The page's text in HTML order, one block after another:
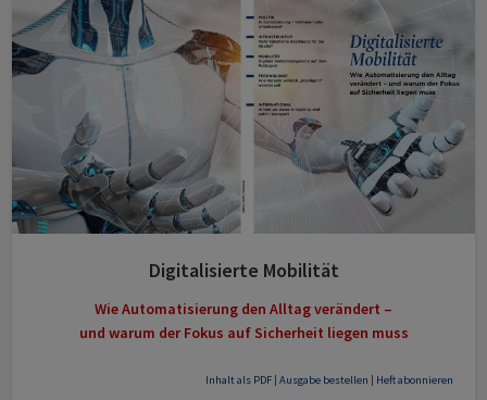
Digitalisierte Mobilität
Wie Automatisierung den Alltag verändert –
und warum der Fokus auf Sicherheit liegen muss
Inhalt als PDF| Ausgabe bestellen | Heft abonnieren